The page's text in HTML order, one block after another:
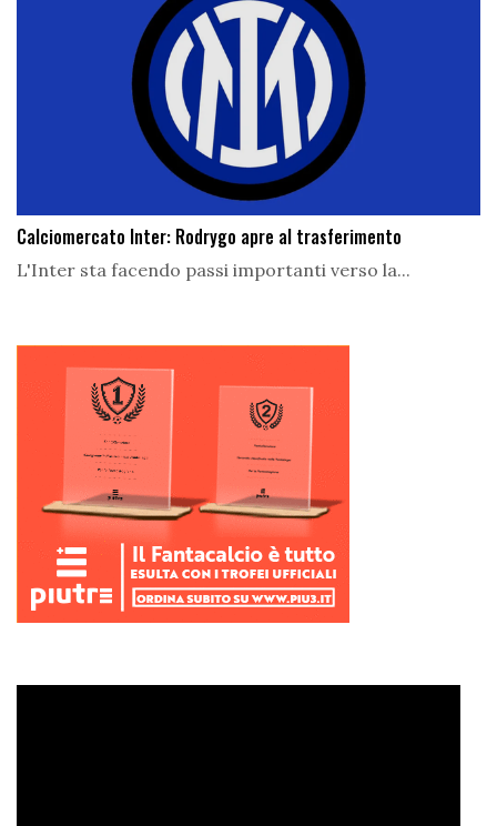
Calciomercato Inter: Rodrygo apre al trasferimento
L'Inter sta facendo passi importanti verso la...